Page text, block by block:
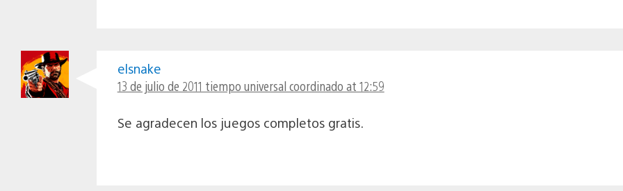
elsnake
13 de julio de 2011 tiempo universal coordinado at 12:59
Se agradecen los juegos completos gratis.